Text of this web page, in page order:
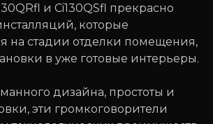
и Ci130QSfl прекрасно
которые
на стадии отделки помещения,
в уже готовые интерьеры.
дизайна, простоты и
эти громкоговорители